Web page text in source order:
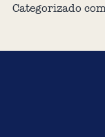
Categorizado